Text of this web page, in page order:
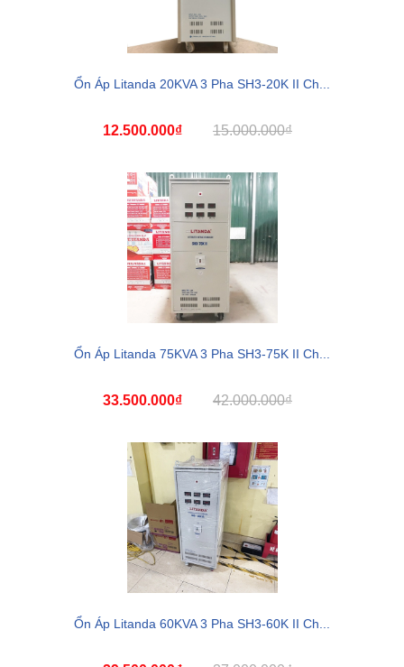
Ổn Áp Litanda 20KVA 3 Pha SH3-20K II Ch...
12.500.000₫ 15.000.000₫
Ổn Áp Litanda 75KVA 3 Pha SH3-75K II Ch...
33.500.000₫ 42.000.000₫
Ổn Áp Litanda 60KVA 3 Pha SH3-60K II Ch...